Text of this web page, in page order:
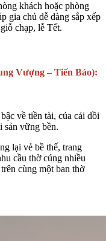
khách hoặc phòng
gia chủ dễ dàng sắp xếp
chạp, lễ Tết.
Vượng – Tiến Bảo):
về tiền tài, của cải dồi
sản vững bền.
lại vẻ bề thế, trang
cầu thờ cúng nhiều
cùng một ban thờ